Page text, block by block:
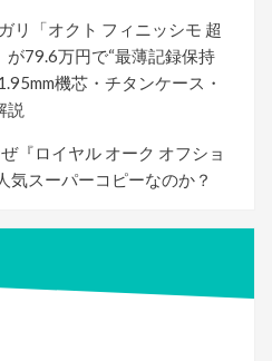
リ「オクト フィニッシモ 超
79.6万円で“最薄記録保持
機芯・チタンケース・
説
『ロイヤル オーク オフショ
気スーパーコピーなのか？